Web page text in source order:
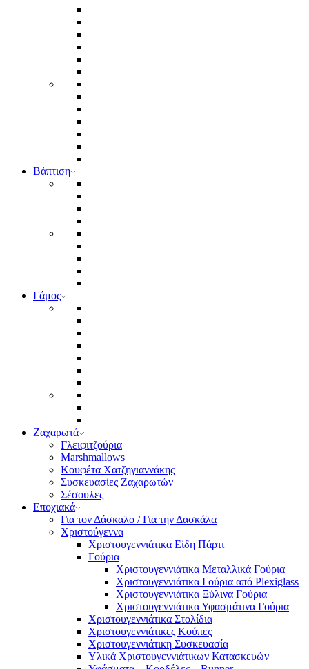
Βάπτιση
Γάμος
Ζαχαρωτά
Γλειφιτζούρια
Marshmallows
Κουφέτα Χατζηγιαννάκης
Συσκευασίες Ζαχαρωτών
Σέσουλες
Εποχιακά
Για τον Δάσκαλο / Για την Δασκάλα
Χριστούγεννα
Χριστουγεννιάτικα Είδη Πάρτι
Γούρια
Χριστουγεννιάτικα Μεταλλικά Γούρια
Χριστουγεννιάτικα Γούρια από Plexiglass
Χριστουγεννιάτικα Ξύλινα Γούρια
Χριστουγεννιάτικα Υφασμάτινα Γούρια
Χριστουγεννιάτικα Στολίδια
Χριστουγεννιάτικες Κούπες
Χριστουγεννιάτικη Συσκευασία
Υλικά Χριστουγεννιάτικων Κατασκευών